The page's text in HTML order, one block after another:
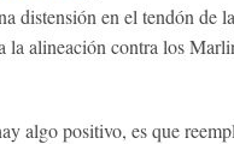
distensión en el tendón de
la alineación contra los
algo positivo, es que